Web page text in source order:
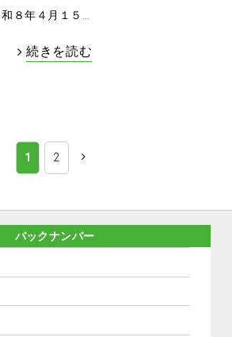
８年４月１５…
続きを読む
1 2
バックナンバー